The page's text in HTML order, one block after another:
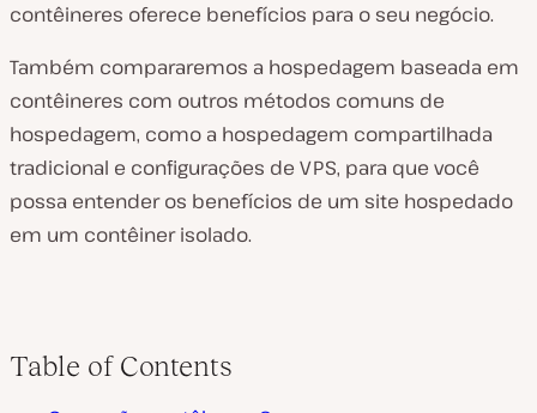
contêineres oferece benefícios para o seu negócio.
Também compararemos a hospedagem baseada em
contêineres com outros métodos comuns de
hospedagem, como a hospedagem compartilhada
tradicional e configurações de VPS, para que você
possa entender os benefícios de um site hospedado
em um contêiner isolado.
Table of Contents